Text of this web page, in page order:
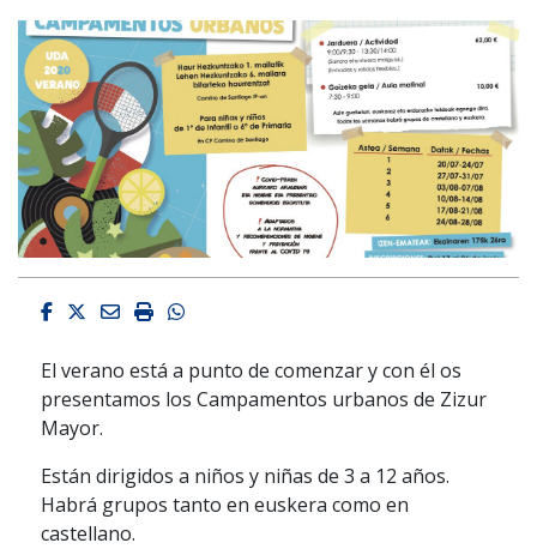
Facebook
Twitter
EmailImprimirWhatsapp
El verano está a punto de comenzar y con él os
presentamos los Campamentos urbanos de Zizur
Mayor.
Están dirigidos a niños y niñas de 3 a 12 años.
Habrá grupos tanto en euskera como en
castellano.